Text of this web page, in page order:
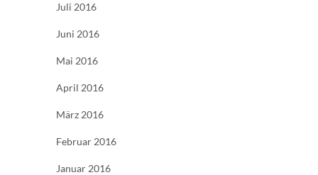
Juli 2016
Juni 2016
Mai 2016
April 2016
März 2016
Februar 2016
Januar 2016